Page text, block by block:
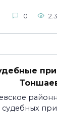
0
судебных